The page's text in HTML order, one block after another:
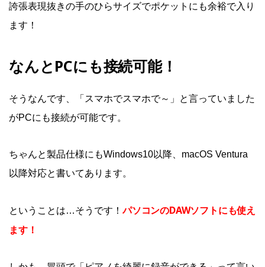
誇張表現抜きの手のひらサイズでポケットにも余裕で入り
ます！
なんとPCにも接続可能！
そうなんです、「スマホでスマホで～」と言っていました
がPCにも接続が可能です。
ちゃんと製品仕様にもWindows10以降、macOS Ventura
以降対応と書いてあります。
ということは…そうです！パソコンのDAWソフトにも使え
ます！